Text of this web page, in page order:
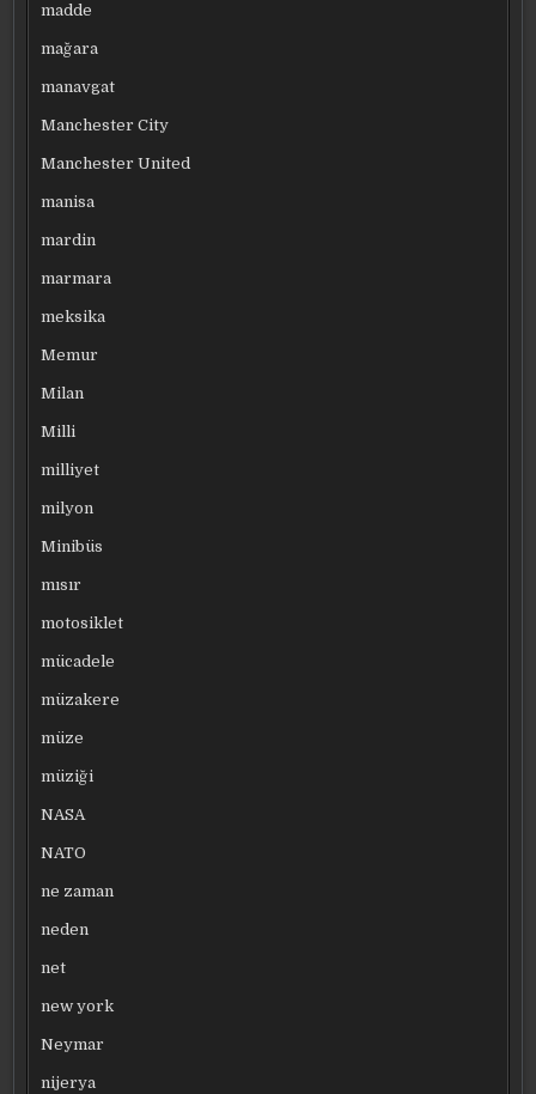
madde
mağara
manavgat
Manchester City
Manchester United
manisa
mardin
marmara
meksika
Memur
Milan
Milli
milliyet
milyon
Minibüs
mısır
motosiklet
mücadele
müzakere
müze
müziği
NASA
NATO
ne zaman
neden
net
new york
Neymar
nijerya